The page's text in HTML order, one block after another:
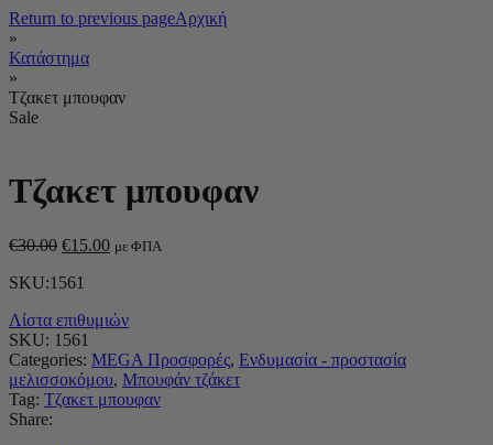
Return to previous pageΑρχική
»
Κατάστημα
»
Τζακετ μπουφαν
Sale
Τζακετ μπουφαν
€30.00 €15.00 με ΦΠΑ
SKU:1561
Λίστα επιθυμιών
SKU: 1561
Categories: MEGA Προσφορές, Ενδυμασία - προστασία
μελισσοκόμου, Μπουφάν τζάκετ
Tag: Τζακετ μπουφαν
Share: